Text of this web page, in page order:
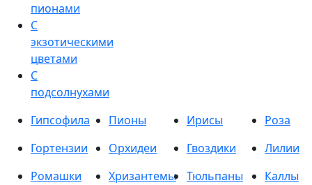
пионами
С
экзотическими
цветами
С
подсолнухами
Гипсофила
Пионы Ирисы
Роза
Гортензии
Орхидеи Гвоздики
Лилии
Ромашки
Хризантемы Тюльпаны
Каллы